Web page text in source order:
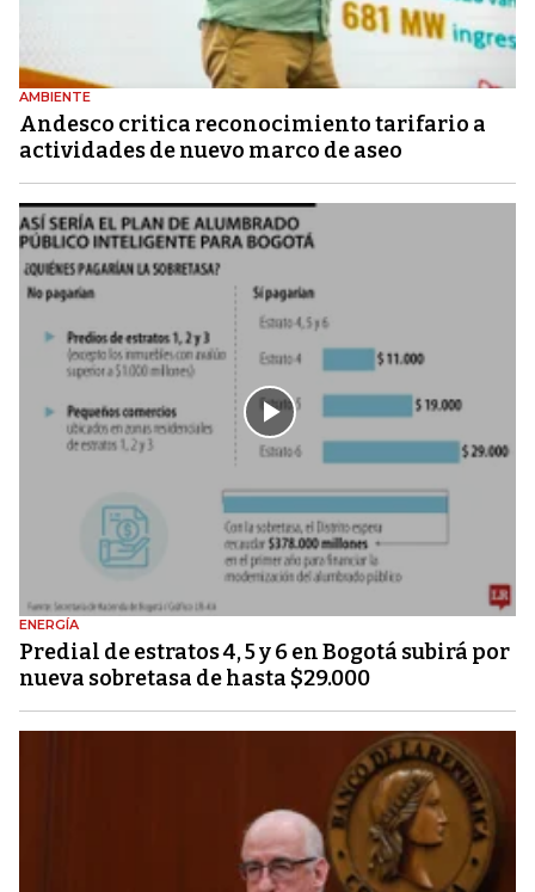
AMBIENTE
Andesco critica reconocimiento tarifario a
actividades de nuevo marco de aseo
ENERGÍA
Predial de estratos 4, 5 y 6 en Bogotá subirá por
nueva sobretasa de hasta $29.000